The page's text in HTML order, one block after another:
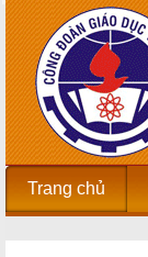
Trang chủ